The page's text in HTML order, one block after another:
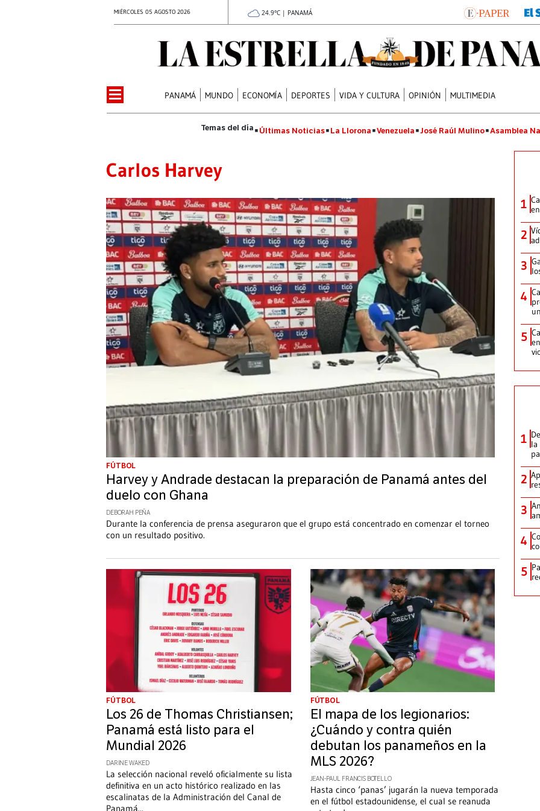
MIÉRCOLES 05 AGOSTO 2026 24.9°C | PANAMÁ
PANAMÁ MUNDO ECONOMÍA DEPORTES VIDA Y CULTURA OPINIÓN MULTIMEDIA
Últimas Noticias La Llorona Venezuela José Raúl Mulino Asamblea
Carlos Harvey
FÚTBOL
Harvey y Andrade destacan la preparación de Panamá antes del
duelo con Ghana
DEBORAH PEÑA
Durante la conferencia de prensa aseguraron que el grupo está concentrado en comenzar el torneo
con un resultado positivo.
FÚTBOL
Los 26 de Thomas Christiansen;
Panamá está listo para el
Mundial 2026
DARINE WAKED
La selección nacional reveló oficialmente su lista
definitiva en un acto histórico realizado en las
escalinatas de la Administración del Canal de
Panamá...
FÚTBOL
El mapa de los legionarios:
¿Cuándo y contra quién
debutan los panameños en la
MLS 2026?
JEAN-PAUL FRANCIS BOTELLO
Hasta cinco ‘panas’ jugarán la nueva temporada
en el fútbol estadounidense, el cual se reanuda
1
2
3
4
5
1 la
2
3
4
5